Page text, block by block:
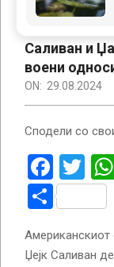
Navigation
Саливан и
воени
ON: 29.08.2024
Сподели со
Share
Американскиот
Џејк Саливан